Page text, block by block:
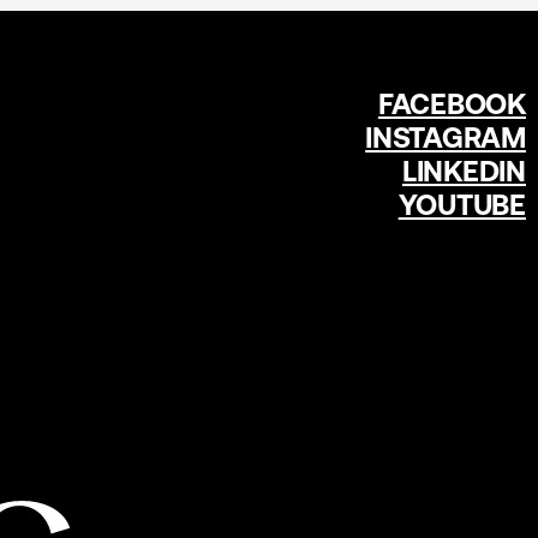
FACEBOOK
INSTAGRAM
LINKEDIN
YOUTUBE